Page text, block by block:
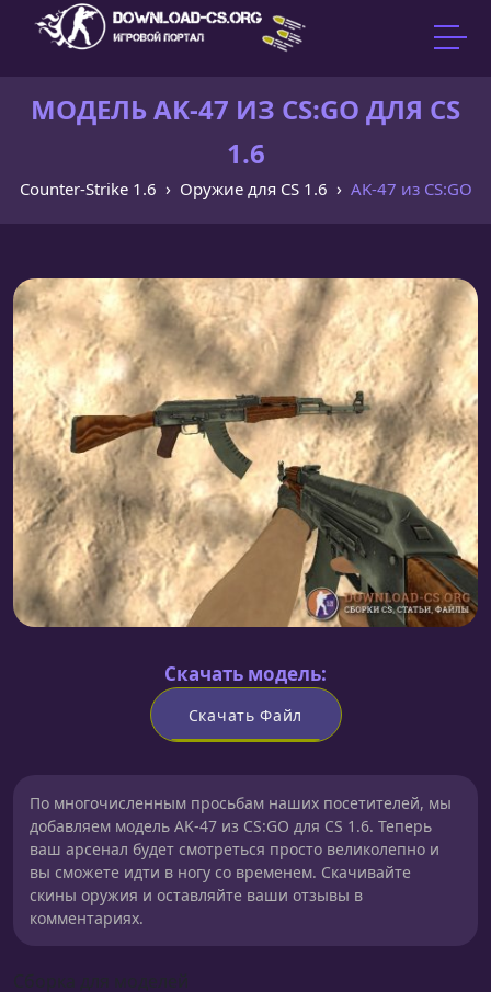
МОДЕЛЬ AK-47 ИЗ CS:GO ДЛЯ CS
1.6
Counter-Strike 1.6 Оружие для CS 1.6 AK-47 из CS:GO
Скачать модель:
Скачать Файл
По многочисленным просьбам наших посетителей, мы
добавляем модель AK-47 из CS:GO для CS 1.6. Теперь
ваш арсенал будет смотреться просто великолепно и
вы сможете идти в ногу со временем. Скачивайте
скины оружия и оставляйте ваши отзывы в
комментариях.